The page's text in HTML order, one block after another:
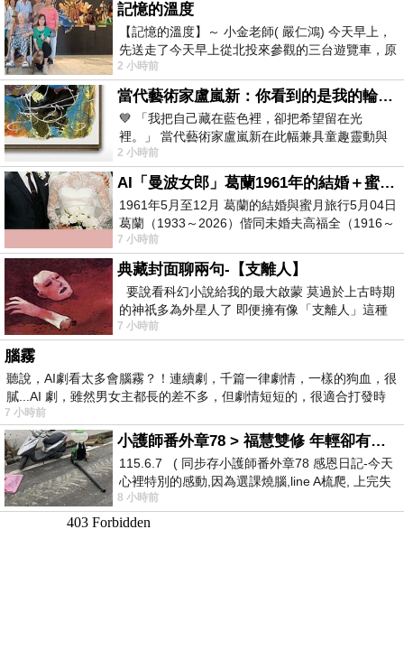
記憶的溫度
【記憶的溫度】～ 小金老師( 嚴仁鴻) 今天早上，
先送走了今天早上從北投來參觀的三台遊覽車，原
以為展場已經差不多要安靜下來，卻發
2 小時前
當代藝術家盧嵐新：你看到的是我的輪廓，還是你的故事？——藏在藍色裡的希望與光
💙 「我把自己藏在藍色裡，卻把希望留在光
裡。」 當代藝術家盧嵐新在此幅兼具童趣靈動與
抽象韻味的新作中，用湛藍的羽翼般色塊包覆著
2 小時前
AI「曼波女郎」葛蘭1961年的結婚＋蜜月旅行 #戀上老電影 #葛蘭 #粟子
1961年5月至12月 葛蘭的結婚與蜜月旅行5月04日
葛蘭（1933～2026）偕同未婚夫高福全（1916～
2004）乘郵輪赴倫敦6月15日於英國倫敦St.S
7 小時前
典藏封面聊兩句-【支離人】
要說看科幻小說給我的最大啟蒙 莫過於上古時期
的神祇多為外星人了 即便擁有像「支離人」這種
驚世駭俗的神通法門 也未必讀
7 小時前
腦霧
聽說，AI劇看太多會腦霧？！連續劇，千篇一律劇情，一樣的狗血，很
膩...AI 劇，雖然男女主都長的差不多，但劇情短短的，很適合打發時
7 小時前
小護師番外章78 > 福慧雙修 年輕卻有個老靈魂 ㄑ金剛經〉podcast
115.6.7 ( 同步存小護師番外章78 感恩日記-今天
心裡特別的感動,因為選課燒腦,line A梳爬, 上完失
智課的她,特來傾
8 小時前